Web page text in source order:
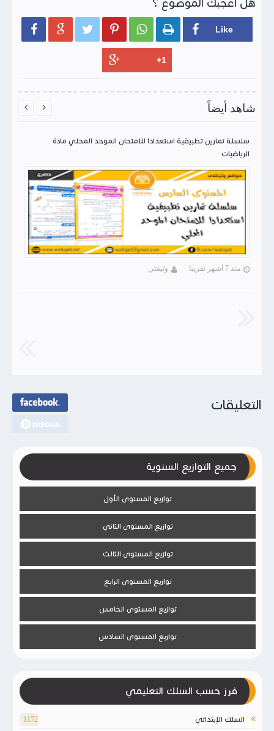
هل أعجبك الموضوع ؟
     
شاهد أيضاً
سلسلة تمارين تطبيقية استعدادا للامتحان الموحد المحلي مادة
الرياضيات
منذ 7 أشهر تقريبا وثيقتي
 
التعليقات
جميع التوازيع السنوية
توازيع المستوى الأول
توازيع المستوى الثاني
توازيع المستوى الثالث
توازيع المستوى الرابع
توازيع المستوى الخامس
توازيع المستوى السادس
فرز حسب السلك التعليمي
السلك الإبتدائي 1172